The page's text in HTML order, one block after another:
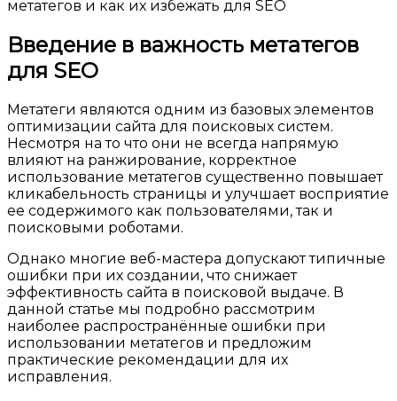
Введение в важность метатегов
для SEO
Метатеги являются одним из базовых элементов
оптимизации сайта для поисковых систем.
Несмотря на то что они не всегда напрямую
влияют на ранжирование, корректное
использование метатегов существенно повышает
кликабельность страницы и улучшает восприятие
ее содержимого как пользователями, так и
поисковыми роботами.
Однако многие веб-мастера допускают типичные
ошибки при их создании, что снижает
эффективность сайта в поисковой выдаче. В
данной статье мы подробно рассмотрим
наиболее распространённые ошибки при
использовании метатегов и предложим
практические рекомендации для их
исправления.